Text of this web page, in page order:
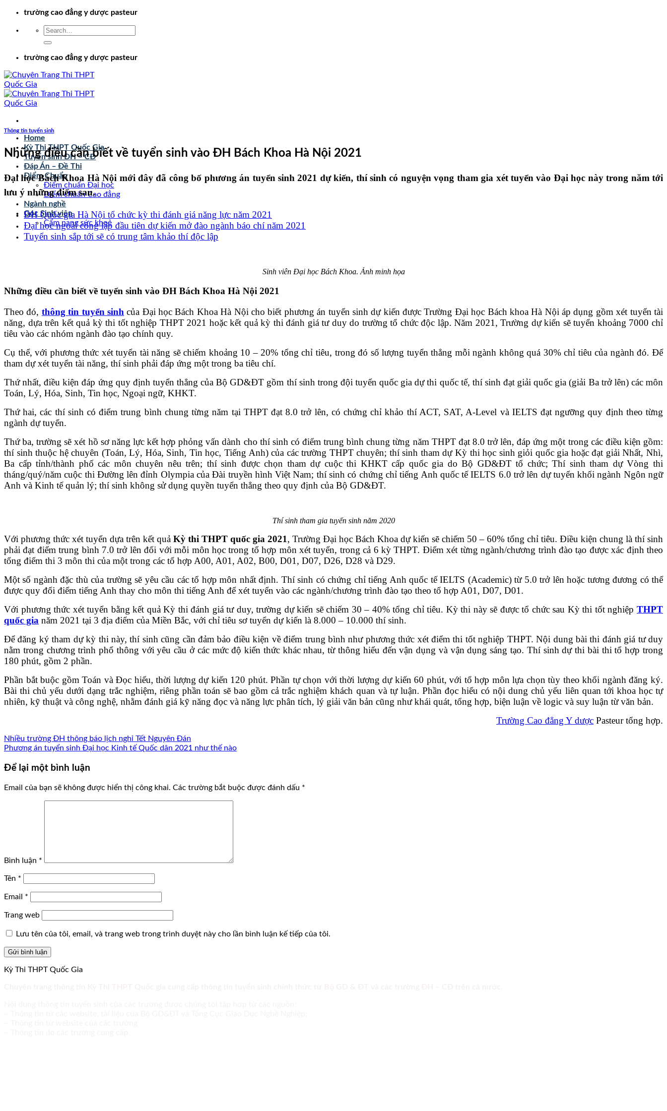
Chuyểntrường cao đẳng y dược pasteur
trường cao đẳng y dược pasteur
Home
Kỳ Thi THPT Quốc Gia
Tuyển sinh ĐH – CĐ
Đáp Án – Đề Thi
Điểm Chuẩn
Điểm chuẩn Đại học
Điểm chuẩn Cao đẳng
Ngành nghề
Góc Sinh viên
Cẩm nang sức khoẻ
Thông tin tuyển sinh
Những điều cần biết về tuyển sinh vào ĐH Bách Khoa Hà Nội 2021
Đại học Bách Khoa Hà Nội mới đây đã công bố phương án tuyển sinh 2021 dự kiến, thí sinh có nguyện vọng tham gia xét tuyển vào Đại học này trong năm tới
lưu ý những điểm sau.
ĐH Quốc gia Hà Nội tổ chức kỳ thi đánh giá năng lực năm 2021
Đại học ngoài công lập đầu tiên dự kiến mở đào ngành báo chí năm 2021
Tuyển sinh sắp tới sẽ có trung tâm khảo thí độc lập
Sinh viên Đại học Bách Khoa. Ảnh minh họa
Những điều cần biết về tuyển sinh vào ĐH Bách Khoa Hà Nội 2021
Theo đó, thông tin tuyển sinh của Đại học Bách Khoa Hà Nội cho biết phương án tuyển sinh dự kiến được Trường Đại học Bách khoa Hà Nội áp dụng gồm xét tuyển tài
năng, dựa trên kết quả kỳ thi tốt nghiệp THPT 2021 hoặc kết quả kỳ thi đánh giá tư duy do trường tổ chức độc lập. Năm 2021, Trường dự kiến sẽ tuyển khoảng 7000 chỉ
tiêu vào các nhóm ngành đào tạo chính quy.
Cụ thể, với phương thức xét tuyển tài năng sẽ chiếm khoảng 10 – 20% tổng chỉ tiêu, trong đó số lượng tuyển thẳng mỗi ngành không quá 30% chỉ tiêu của ngành đó. Để
tham dự xét tuyển tài năng, thí sinh phải đáp ứng một trong ba tiêu chí.
Thứ nhất, điều kiện đáp ứng quy định tuyển thẳng của Bộ GD&ĐT gồm thí sinh trong đội tuyển quốc gia dự thi quốc tế, thí sinh đạt giải quốc gia (giải Ba trở lên) các môn
Toán, Lý, Hóa, Sinh, Tin học, Ngoại ngữ, KHKT.
Thứ hai, các thí sinh có điểm trung bình chung từng năm tại THPT đạt 8.0 trở lên, có chứng chỉ khảo thí ACT, SAT, A-Level và IELTS đạt ngưỡng quy định theo từng
ngành dự tuyển.
Thứ ba, trường sẽ xét hồ sơ năng lực kết hợp phỏng vấn dành cho thí sinh có điểm trung bình chung từng năm THPT đạt 8.0 trở lên, đáp ứng một trong các điều kiện gồm:
thí sinh thuộc hệ chuyên (Toán, Lý, Hóa, Sinh, Tin học, Tiếng Anh) của các trường THPT chuyên; thí sinh tham dự Kỳ thi học sinh giỏi quốc gia hoặc đạt giải Nhất, Nhì,
Ba cấp tỉnh/thành phố các môn chuyên nêu trên; thí sinh được chọn tham dự cuộc thi KHKT cấp quốc gia do Bộ GD&ĐT tổ chức; Thí sinh tham dự Vòng thi
tháng/quý/năm cuộc thi Đường lên đỉnh Olympia của Đài truyền hình Việt Nam; thí sinh có chứng chỉ tiếng Anh quốc tế IELTS 6.0 trở lên dự tuyển khối ngành Ngôn ngữ
Anh và Kinh tế quản lý; thí sinh không sử dụng quyền tuyển thẳng theo quy định của Bộ GD&ĐT.
Thí sinh tham gia tuyển sinh năm 2020
Với phương thức xét tuyển dựa trên kết quả Kỳ thi THPT quốc gia 2021, Trường Đại học Bách Khoa dự kiến sẽ chiếm 50 – 60% tổng chỉ tiêu. Điều kiện chung là thí sinh
phải đạt điểm trung bình 7.0 trở lên đối với mỗi môn học trong tổ hợp môn xét tuyển, trong cả 6 kỳ THPT. Điểm xét từng ngành/chương trình đào tạo được xác định theo
tổng điểm thi 3 môn thi của một trong các tổ hợp A00, A01, A02, B00, D01, D07, D26, D28 và D29.
Một số ngành đặc thù của trường sẽ yêu cầu các tổ hợp môn nhất định. Thí sinh có chứng chỉ tiếng Anh quốc tế IELTS (Academic) từ 5.0 trở lên hoặc tương đương có thể
được quy đổi điểm tiếng Anh thay cho môn thi tiếng Anh để xét tuyển vào các ngành/chương trình đào tạo theo tổ hợp A01, D07, D01.
Với phương thức xét tuyển bằng kết quả Kỳ thi đánh giá tư duy, trường dự kiến sẽ chiếm 30 – 40% tổng chỉ tiêu. Kỳ thi này sẽ được tổ chức sau Kỳ thi tốt nghiệp THPT
quốc gia năm 2021 tại 3 địa điểm của Miền Bắc, với chỉ tiêu sơ tuyển dự kiến là 8.000 – 10.000 thí sinh.
Để đăng ký tham dự kỳ thi này, thí sinh cũng cần đảm bảo điều kiện về điểm trung bình như phương thức xét điểm thi tốt nghiệp THPT. Nội dung bài thi đánh giá tư duy
nằm trong chương trình phổ thông với yêu cầu ở các mức độ kiến thức khác nhau, từ thông hiểu đến vận dụng và vận dụng sáng tạo. Thí sinh dự thi bài thi tổ hợp trong
180 phút, gồm 2 phần.
Phần bắt buộc gồm Toán và Đọc hiểu, thời lượng dự kiến 120 phút. Phần tự chọn với thời lượng dự kiến 60 phút, với tổ hợp môn lựa chọn tùy theo khối ngành đăng ký.
Bài thi chủ yếu dưới dạng trắc nghiệm, riêng phần toán sẽ bao gồm cả trắc nghiệm khách quan và tự luận. Phần đọc hiểu có nội dung chủ yếu liên quan tới khoa học tự
nhiên, kỹ thuật và công nghệ, nhằm đánh giá kỹ năng đọc và năng lực phân tích, lý giải văn bản cũng như khái quát, tổng hợp, biện luận về logic và suy luận từ văn bản.
Trường Cao đẳng Y dược Pasteur tổng hợp.
Nhiều trường ĐH thông báo lịch nghỉ Tết Nguyên Đán
Phương án tuyển sinh Đại học Kinh tế Quốc dân 2021 như thế nào
Để lại một bình luận
Email của bạn sẽ không được hiển thị công khai. Các trường bắt buộc được đánh dấu *
Bình luận *
Tên *
Email *
Trang web
Lưu tên của tôi, email, và trang web trong trình duyệt này cho lần bình luận kế tiếp của tôi.
Kỳ Thi THPT Quốc Gia